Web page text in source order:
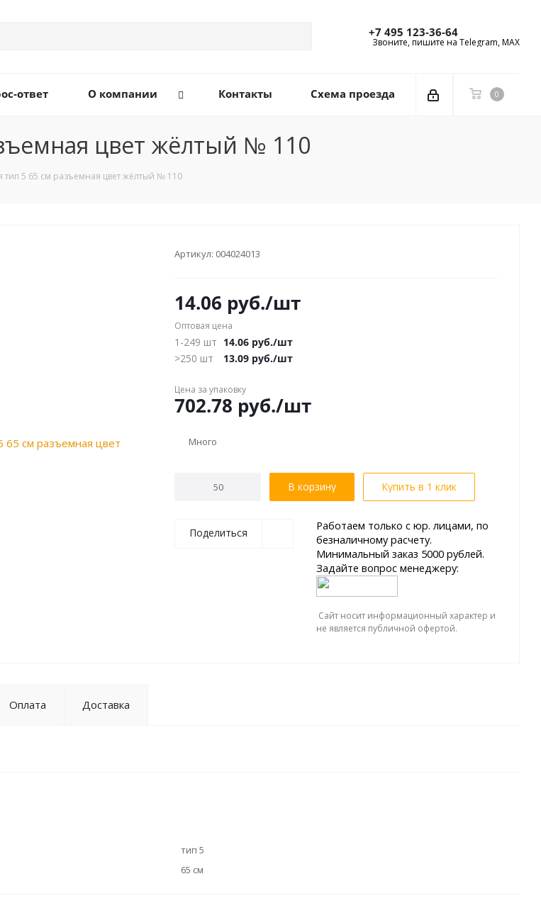
+7 495 123-36-64
Звоните, пишите на Telegram, MAX
0
ответ О компании Контакты Схема проезда
цвет жёлтый № 110
5 65 см разъемная цвет жёлтый № 110
Артикул: 004024013
14.06 руб./шт
Оптовая цена
1-249 шт 14.06 руб./шт
>250 шт
13.09 руб./шт
Цена за упаковку
702.78 руб./шт
Много
В корзину Купить в 1 клик
Поделиться
Работаем только с юр. лицами, по
безналичному расчету.
Минимальный заказ 5000 рублей.
Задайте вопрос менеджеру:
Сайт носит информационный характер и
не является публичной офертой.
Оплата Доставка
тип 5
65 см